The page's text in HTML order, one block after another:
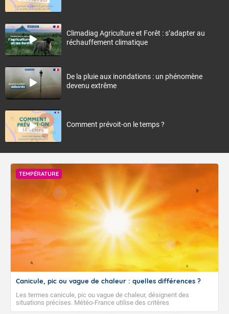
Climadiag Agriculture et Forêt : s’adapter au
réchauffement climatique
De la pluie aux inondations : un phénomène
devenu extrême
Comment prévoit-on le temps ?
TEMPÉRATURE
Canicule, pic ou vague de chaleur : quelles différences ?
Les termes canicule, pic ou vague de chaleur, désignent des
situations précises. Météo-France utilise des critères
climatologiques pour évaluer et qualifier les épisodes de chaleur qui